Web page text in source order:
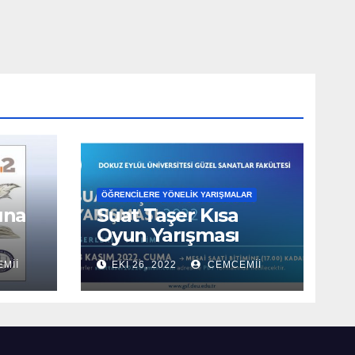
ÖĞRENCILERE YÖNELIK YARIŞMALAR
Suat Taşer Kısa
Oyun Yarışması
2022
EKI 26, 2022 CEMCEMII